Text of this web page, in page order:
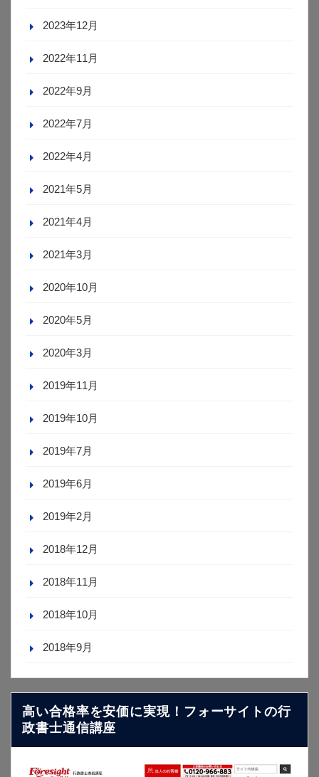
2023年12月
2022年11月
2022年9月
2022年7月
2022年4月
2021年5月
2021年4月
2021年3月
2020年10月
2020年5月
2020年3月
2019年11月
2019年10月
2019年7月
2019年6月
2019年2月
2018年12月
2018年11月
2018年10月
2018年9月
高い合格率を安価に実現！フォーサイトの行
政書士通信講座